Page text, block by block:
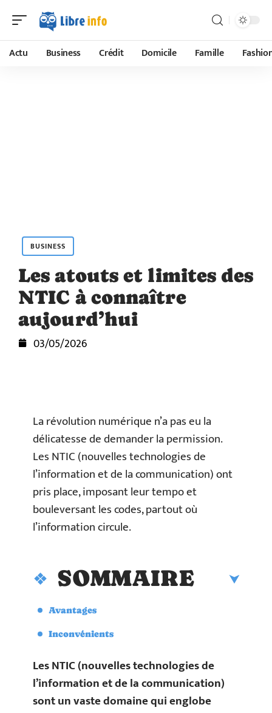
Actu Business Crédit Domicile Famille
BUSINESS
Les atouts et limites des
NTIC à connaître
aujourd’hui
03/05/2026
La révolution numérique n’a pas eu la
délicatesse de demander la permission.
Les NTIC (nouvelles technologies de
l’information et de la communication) ont
pris place, imposant leur tempo et
bouleversant les codes, partout où
l’information circule.
SOMMAIRE
Avantages
Inconvénients
Les NTIC (nouvelles technologies de
l’information et de la communication)
sont un vaste domaine qui englobe